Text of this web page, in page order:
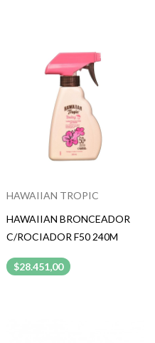
HAWAIIAN TROPIC
HAWAIIAN BRONCEADOR
C/ROCIADOR F50 240M
$28.451,00